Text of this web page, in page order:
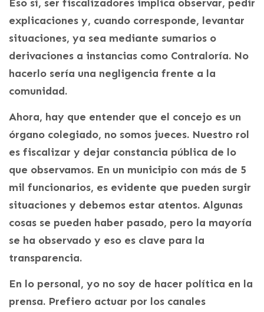
Eso sí, ser fiscalizadores implica observar, pedir
explicaciones y, cuando corresponde, levantar
situaciones, ya sea mediante sumarios o
derivaciones a instancias como Contraloría. No
hacerlo sería una negligencia frente a la
comunidad.
Ahora, hay que entender que el concejo es un
órgano colegiado, no somos jueces. Nuestro rol
es fiscalizar y dejar constancia pública de lo
que observamos. En un municipio con más de 5
mil funcionarios, es evidente que pueden surgir
situaciones y debemos estar atentos. Algunas
cosas se pueden haber pasado, pero la mayoría
se ha observado y eso es clave para la
transparencia.
En lo personal, yo no soy de hacer política en la
prensa. Prefiero actuar por los canales